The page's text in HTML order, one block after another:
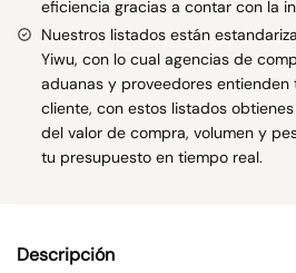
eficiencia gracias a contar con la
Nuestros listados están
Yiwu, con lo cual agencias de
aduanas y proveedores entienden
cliente, con estos listados
del valor de compra, volumen y
tu presupuesto en tiempo real.
Descripción